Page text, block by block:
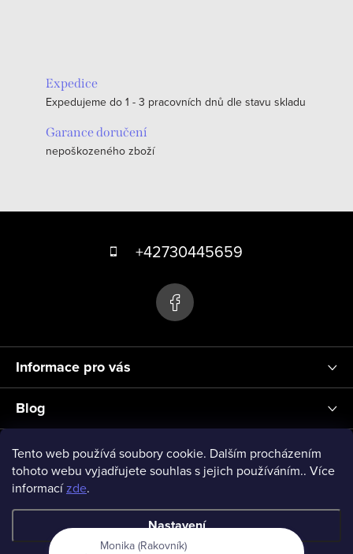
Tento web používá soubory cookie. Dalším procházením
tohoto webu vyjadřujete souhlas s jejich používáním.. Více
informacízde.
Nastavení
Expedice
Expedujeme do 1 - 3 pracovních dnů dle stavu skladu
Garance doručení
nepoškozeného zboží
í
+42730445659
Informace pro vás
Blog
Přihlášení
Monika (Rakovník)